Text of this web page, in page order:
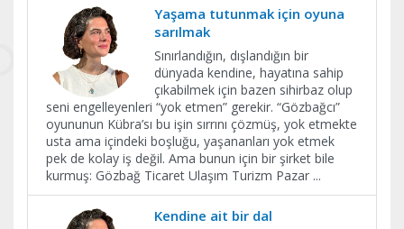
Yaşama tutunmak için oyuna
sarılmak
Sınırlandığın, dışlandığın bir
dünyada kendine, hayatına sahip
çıkabilmek için bazen sihirbaz olup
seni engelleyenleri “yok etmen” gerekir. “Gözbağcı”
oyununun Kübra’sı bu işin sırrını çözmüş, yok etmekte
usta ama içindeki boşluğu, yaşananları yok etmek
pek de kolay iş değil. Ama bunun için bir şirket bile
kurmuş: Gözbağ Ticaret Ulaşım Turizm Pazar ...
​Kendine ait bir dal